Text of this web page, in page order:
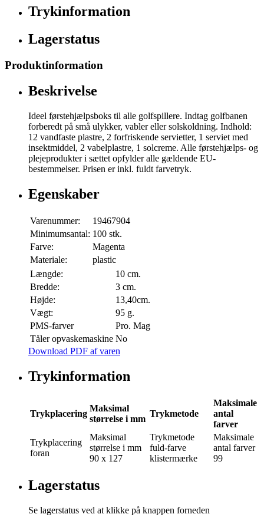
Trykinformation
Lagerstatus
Produktinformation
Beskrivelse
Ideel førstehjælpsboks til alle golfspillere. Indtag golfbanen
forberedt på små ulykker, vabler eller solskoldning. Indhold:
12 vandfaste plastre, 2 forfriskende servietter, 1 serviet med
insektmiddel, 2 vabelplastre, 1 solcreme. Alle førstehjælps- og
plejeprodukter i sættet opfylder alle gældende EU-
bestemmelser. Prisen er inkl. fuldt farvetryk.
Egenskaber
Varenummer:
19467904
Minimumsantal: 100 stk.
Farve:
Magenta
Materiale:
plastic
Længde:
10 cm.
Bredde:
3 cm.
Højde:
13,40cm.
Vægt:
95 g.
PMS-farver
Pro. Mag
Tåler opvaskemaskine No
Download PDF af varen
Trykinformation
Trykplacering
Maksimal
størrelse i mm
Trykmetode
Maksimale
antal
farver
Trykplacering
foran
Maksimal
størrelse i mm
90 x 127
Trykmetode
fuld-farve
klistermærke
Maksimale
antal farver
99
Lagerstatus
Se lagerstatus ved at klikke på knappen forneden